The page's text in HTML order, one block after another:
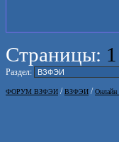
Страницы: 1
Раздел:
ФОРУМ ВЗФЭИ /ВЗФЭИ /Онлайн